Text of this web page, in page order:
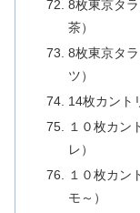
8枚東京タ
茶）
8枚東京タ
ツ）
14枚カント
１０枚カン
レ）
１０枚カン
モ～）